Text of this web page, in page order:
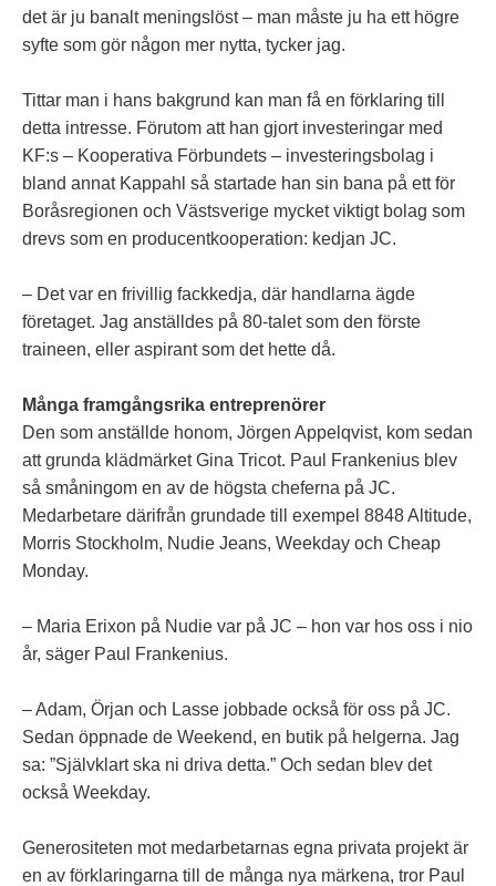
det är ju banalt meningslöst – man måste ju ha ett högre
syfte som gör någon mer nytta, tycker jag.
Tittar man i hans bakgrund kan man få en förklaring till
detta intresse. Förutom att han gjort investeringar med
KF:s – Kooperativa Förbundets – investeringsbolag i
bland annat Kappahl så startade han sin bana på ett för
Boråsregionen och Västsverige mycket viktigt bolag som
drevs som en producentkooperation: kedjan JC.
– Det var en frivillig fackkedja, där handlarna ägde
företaget. Jag anställdes på 80-talet som den förste
traineen, eller aspirant som det hette då.
Många framgångsrika entreprenörer
Den som anställde honom, Jörgen Appelqvist, kom sedan
att grunda klädmärket Gina Tricot. Paul Frankenius blev
så småningom en av de högsta cheferna på JC.
Medarbetare därifrån grundade till exempel 8848 Altitude,
Morris Stockholm, Nudie Jeans, Weekday och Cheap
Monday.
– Maria Erixon på Nudie var på JC – hon var hos oss i nio
år, säger Paul Frankenius.
– Adam, Örjan och Lasse jobbade också för oss på JC.
Sedan öppnade de Weekend, en butik på helgerna. Jag
sa: ”Självklart ska ni driva detta.” Och sedan blev det
också Weekday.
Generositeten mot medarbetarnas egna privata projekt är
en av förklaringarna till de många nya märkena, tror Paul